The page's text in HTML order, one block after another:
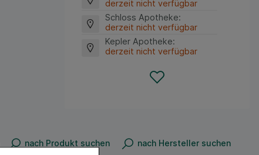
derzeit nicht verfügbar
Schloss Apotheke:
derzeit nicht verfügbar
Kepler Apotheke:
derzeit nicht verfügbar
nach Produkt suchen nach Hersteller suchen